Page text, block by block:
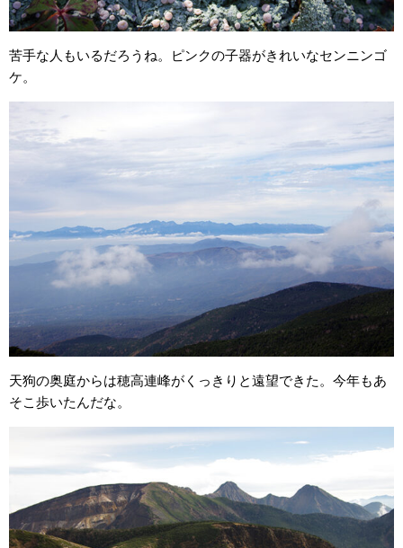
苦手な人もいるだろうね。ピンクの子器がきれいなセンニンゴ
ケ。
天狗の奥庭からは穂高連峰がくっきりと遠望できた。今年もあ
そこ歩いたんだな。